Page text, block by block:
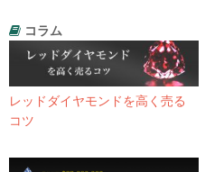
コラム
レッドダイヤモンドを高く売る
コツ